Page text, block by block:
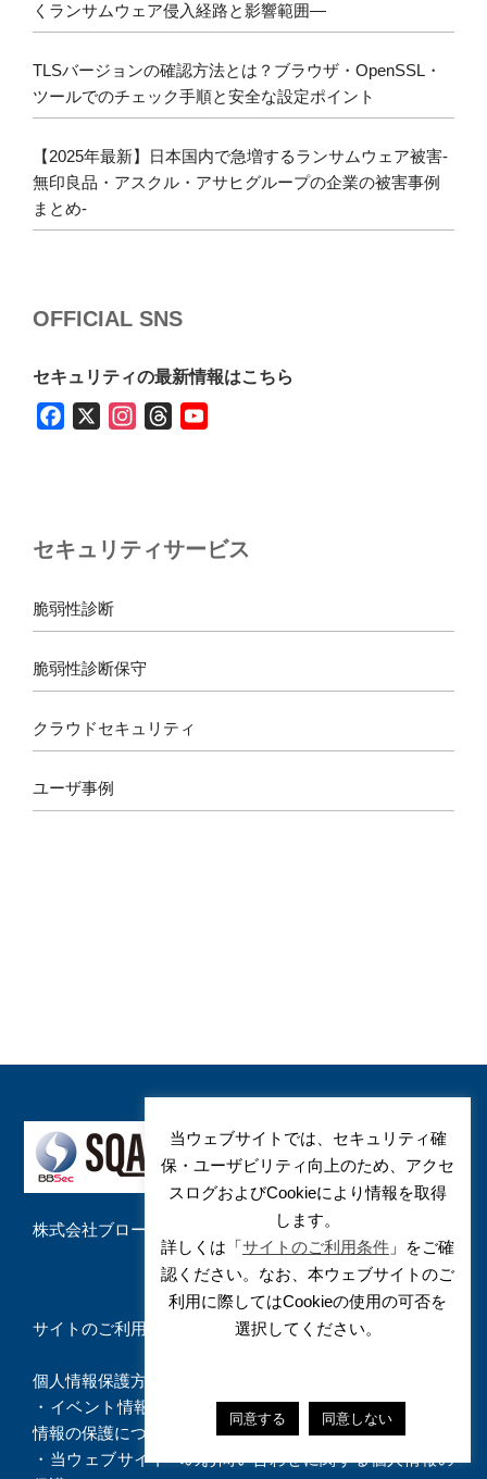
くランサムウェア侵入経路と影響範囲―
TLSバージョンの確認方法とは？ブラウザ・OpenSSL・
ツールでのチェック手順と安全な設定ポイント
【2025年最新】日本国内で急増するランサムウェア被害-
無印良品・アスクル・アサヒグループの企業の被害事例
まとめ-
OFFICIAL SNS
セキュリティの最新情報はこちら
o
k
g
m
d
b
セキュリティサービス
脆弱性診断
脆弱性診断保守
クラウドセキュリティ
ユーザ事例
株式会社ブロードバンドセキュリティ
サイトのご利用条件
個人情報保護方針
・ イベント情報（ウェビナー・解説動画）に関する個人
情報の保護について
・ 当ウェブサイトへのお問い合わせに関する個人情報の
当ウェブサイトでは、セキュリティ確
保・ユーザビリティ向上のため、アクセ
スログおよびCookieにより情報を取得
します。
詳しくは「サイトのご利用条件 」をご確
認ください。なお、本ウェブサイトのご
利用に際してはCookieの使用の可否を
選択してください。
同意する 同意しない